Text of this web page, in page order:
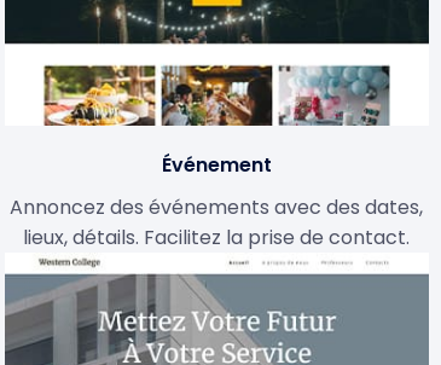
Événement
Annoncez des événements avec des dates,
lieux, détails. Facilitez la prise de contact.